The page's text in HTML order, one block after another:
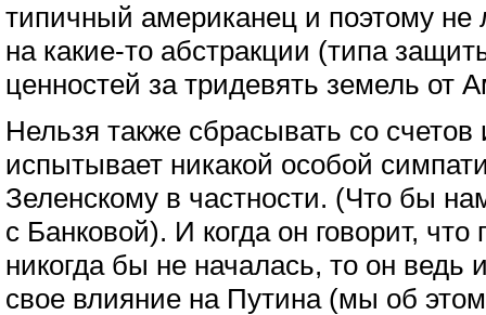
типичный американец и поэтому не
на какие-то абстракции (типа
ценностей за тридевять земель от
Нельзя также сбрасывать со счетов
испытывает никакой особой
Зеленскому в частности. (Что бы
с Банковой). И когда он говорит,
никогда бы не началась, то он ведь
свое влияние на Путина (мы об